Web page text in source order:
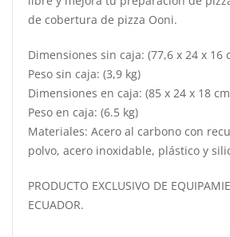
de cobertura de pizza Ooni.
Dimensiones sin caja: (77,6 x 24 x 16
Peso sin caja: (3,9 kg)
Dimensiones en caja: (85 x 24 x 18
Peso en caja: (6.5 kg)
Materiales: Acero al carbono con
polvo, acero inoxidable, plástico y
PRODUCTO EXCLUSIVO DE
ECUADOR.